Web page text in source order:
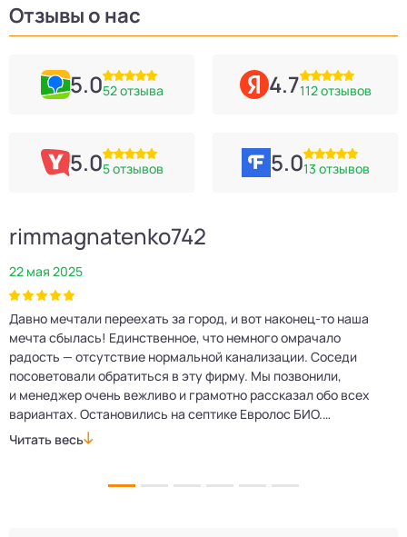
Отзывы о нас
5.052 отзыва 4.7112 отзывов
5.05 отзывов 5.013 отзывов
rimmagnatenko742
22 мая 2025
Давно мечтали переехать за город, и вот наконец‑то наша
мечта сбылась! Единственное, что немного омрачало
радость — отсутствие нормальной канализации. Соседи
посоветовали обратиться в эту фирму. Мы позвонили,
и менеджер очень вежливо и грамотно рассказал обо всех
вариантах. Остановились на септике Евролос БИО.
Монтажники приехали вовремя, установили всё быстро
Читать весь